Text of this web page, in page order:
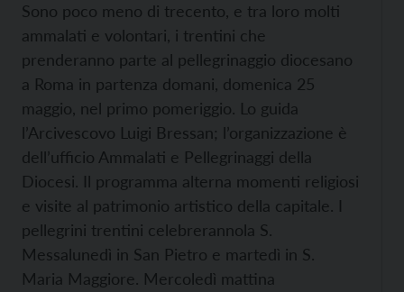
Sono poco meno di trecento, e tra loro molti
ammalati e volontari, i trentini che
prenderanno parte al pellegrinaggio diocesano
a Roma in partenza domani, domenica 25
maggio, nel primo pomeriggio. Lo guida
l’Arcivescovo Luigi Bressan; l’organizzazione è
dell’ufficio Ammalati e Pellegrinaggi della
Diocesi. Il programma alterna momenti religiosi
e visite al patrimonio artistico della capitale. I
pellegrini trentini celebrerannola S.
Messalunedì in San Pietro e martedì in S.
Maria Maggiore. Mercoledì mattina